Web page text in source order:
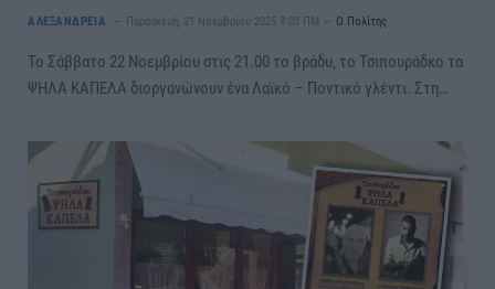
ΑΛΕΞΑΝΔΡΕΙΑ Παρασκευή, 21 Νοεμβρίου 2025 9:03 ΠΜ Ο Πολίτης
Το Σάββατο 22 Νοεμβρίου στις 21.00 το βράδυ, το Τσιπουράδκο τα
ΨΗΛΑ ΚΑΠΕΛΑ διοργανώνουν ένα Λαϊκό – Ποντικό γλέντι. Στη…